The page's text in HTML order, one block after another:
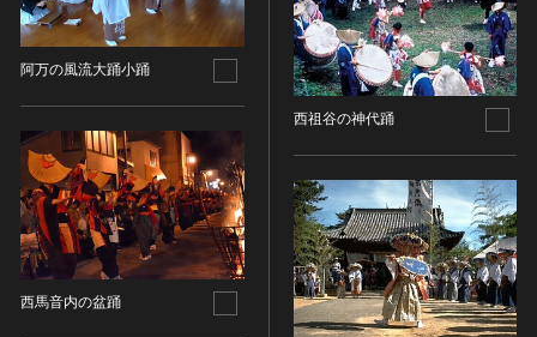
阿万の風流大踊小踊
西馬音内の盆踊
西祖谷の神代踊
安土・桃山 [日本]
江戸 [日本]
大正 [日本]
昭和以降 [日本]
昭和 [日本]
平成 [日本]
令和 [日本]
旧石器 [朝鮮半島]
日本画
油彩画
素描
東洋画(日本画を除く)
その他
版画
木版画
銅版画
指定区分を選択
国宝
重要文化財
登録有形文化財
重要無形文化財
登録無形文化財
メディア（動画等）
メディア（動画等）を選択
動画
高画質画像
画像ライセンス